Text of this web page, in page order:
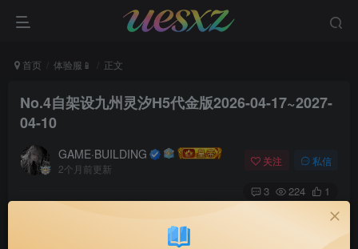
首页 体验服📱 正文
No.4自架设九州灵汐H5代金版2026-04-17~2027-
04-10
GAME·BUILDING
2个月前更新
关注 私信
3 224 1
已售 6